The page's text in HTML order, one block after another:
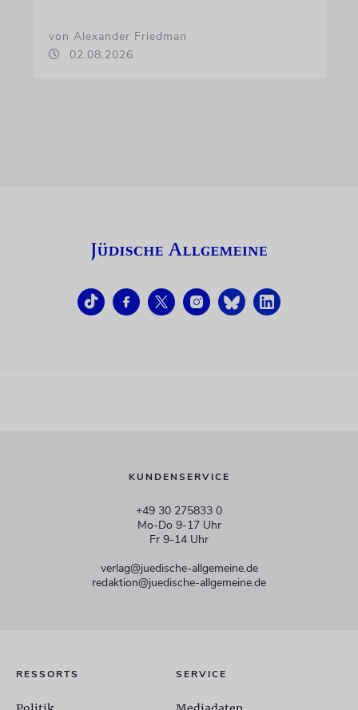
von Alexander Friedman
02.08.2026
KUNDENSERVICE
+49 30 275833 0
Mo-Do 9-17 Uhr
Fr 9-14 Uhr
verlag@juedische-allgemeine.de
redaktion@juedische-allgemeine.de
RESSORTS SERVICE